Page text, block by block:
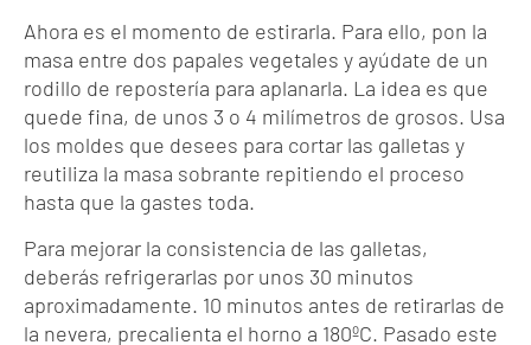
Ahora es el momento de estirarla. Para ello, pon la
masa entre dos papales vegetales y ayúdate de un
rodillo de repostería para aplanarla. La idea es que
quede fina, de unos 3 o 4 milímetros de grosos. Usa
los moldes que desees para cortar las galletas y
reutiliza la masa sobrante repitiendo el proceso
hasta que la gastes toda.
Para mejorar la consistencia de las galletas,
deberás refrigerarlas por unos 30 minutos
aproximadamente. 10 minutos antes de retirarlas de
la nevera, precalienta el horno a 180ºC. Pasado este